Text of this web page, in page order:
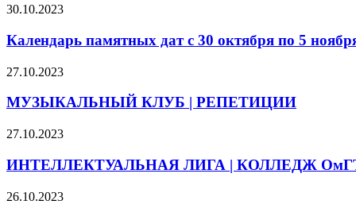
30.10.2023
Календарь памятных дат с 30 октября по 5
27.10.2023
МУЗЫКАЛЬНЫЙ КЛУБ | РЕПЕТИЦИИ
27.10.2023
ИНТЕЛЛЕКТУАЛЬНАЯ ЛИГА | КОЛЛЕДЖ
26.10.2023